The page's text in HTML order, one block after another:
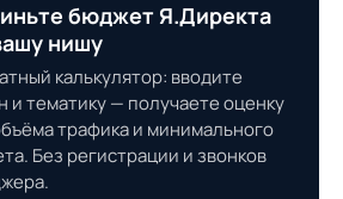
бюджет Я.Директа
нишу
калькулятор: вводите
и тематику — получаете оценку
трафика и минимального
Без регистрации и звонков